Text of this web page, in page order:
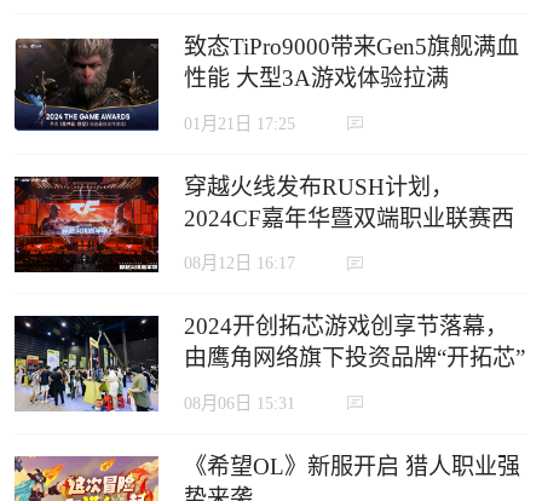
致态TiPro9000带来Gen5旗舰满血
性能 大型3A游戏体验拉满
01月21日 17:25
穿越火线发布RUSH计划，
2024CF嘉年华暨双端职业联赛西
安收官
08月12日 16:17
2024开创拓芯游戏创享节落幕，
由鹰角网络旗下投资品牌“开拓芯”
举办
08月06日 15:31
《希望OL》新服开启 猎人职业强